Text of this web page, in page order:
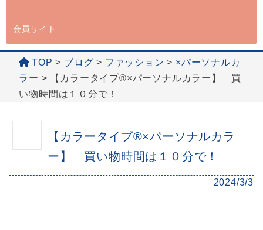
会員サイト
TOP > ブログ > ファッション > ×パーソナルカ
ラー >
【カラータイプ®×パーソナルカラー】 買
い物時間は１０分で！
【カラータイプ®×パーソナルカラ
ー】 買い物時間は１０分で！
2024/3/3